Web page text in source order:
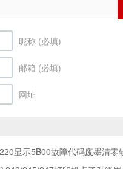
昵称 (必填)
邮箱 (必填)
网址
显示5B00故障代码废墨清零